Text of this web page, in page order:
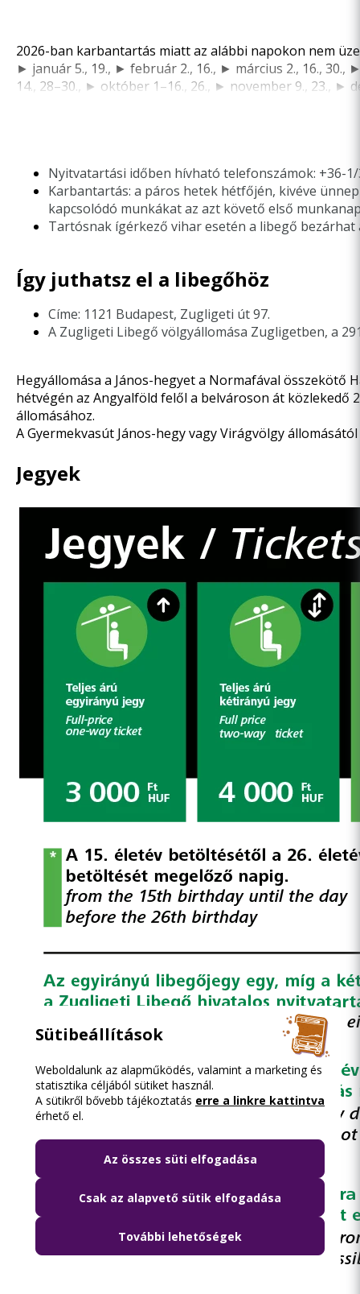
2026-ban karbantartás miatt az alábbi napokon nem
► január 5., 19., ► február 2., 16., ► március 2., 16.,
14., 28–30., ► október 1–16., 26., ► november 9., 23., ►
Nyitvatartási időben hívható telefonszámok: +36-
Karbantartás: a páros hetek hétfőjén, kivéve
kapcsolódó munkákat az azt követő első
Tartósnak ígérkező vihar esetén a libegő bezárhat
Így juthatsz el a libegőhöz
Címe: 1121 Budapest, Zugligeti út 97.
A Zugligeti Libegő völgyállomása Zugligetben, a
Hegyállomása a János-hegyet a Normafával összekötő
hétvégén az Angyalföld felől a belvároson át
állomásához.
A Gyermekvasút János-hegy vagy Virágvölgy
Jegyek
Sütibeállítások
Weboldalunk az alapműködés, valamint a marketing és
statisztika céljából sütiket használ.
A sütikről bővebb tájékoztatás erre a linkre kattintva
érhető el.
Az összes süti elfogadása
Csak az alapvető sütik elfogadása
További lehetőségek